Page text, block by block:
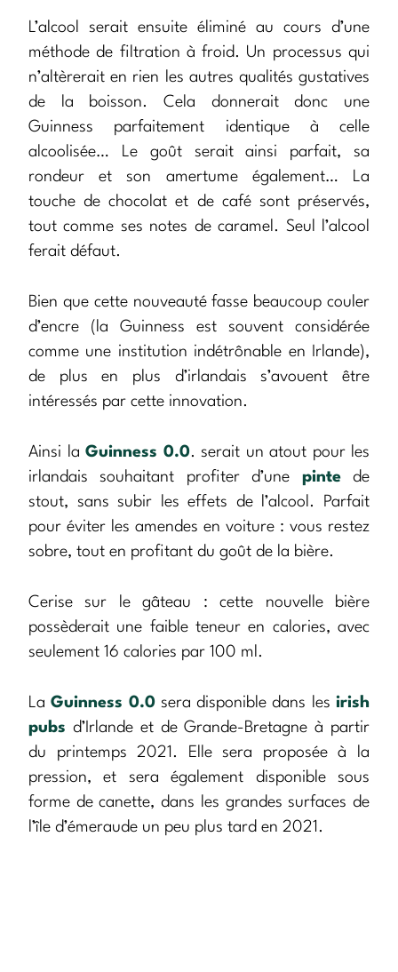
L’alcool serait ensuite éliminé au cours d’une
méthode de filtration à froid. Un processus qui
n’altèrerait en rien les autres qualités gustatives
de la boisson. Cela donnerait donc une
Guinness parfaitement identique à celle
alcoolisée… Le goût serait ainsi parfait, sa
rondeur et son amertume également… La
touche de chocolat et de café sont préservés,
tout comme ses notes de caramel. Seul l’alcool
ferait défaut.
Bien que cette nouveauté fasse beaucoup couler
d’encre (la Guinness est souvent considérée
comme une institution indétrônable en Irlande),
de plus en plus d’irlandais s’avouent être
intéressés par cette innovation.
Ainsi la Guinness 0.0. serait un atout pour les
irlandais souhaitant profiter d’une pintede
stout, sans subir les effets de l’alcool. Parfait
pour éviter les amendes en voiture : vous restez
sobre, tout en profitant du goût de la bière.
Cerise sur le gâteau : cette nouvelle bière
possèderait une faible teneur en calories, avec
seulement 16 calories par 100 ml.
LaGuinness 0.0sera disponible dans lesirish
pubs d’Irlande et de Grande-Bretagne à partir
du printemps 2021. Elle sera proposée à la
pression, et sera également disponible sous
forme de canette, dans les grandes surfaces de
l’île d’émeraude un peu plus tard en 2021.